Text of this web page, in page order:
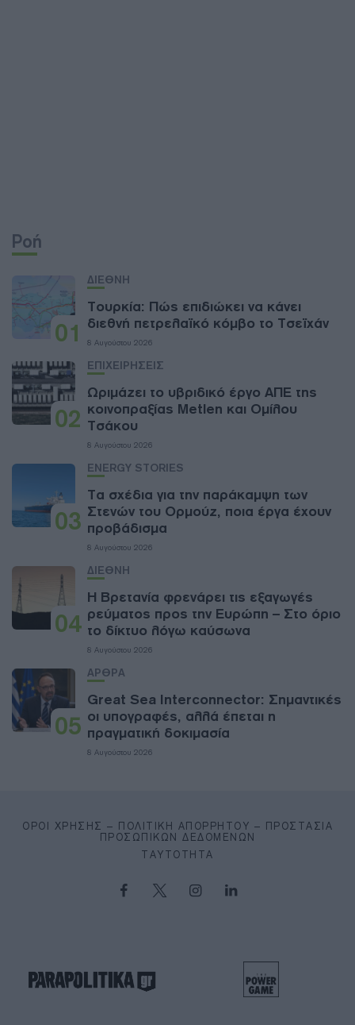
Ροή
01
ΔΙΕΘΝΗ
Τουρκία: Πώς επιδιώκει να κάνει
διεθνή πετρελαϊκό κόμβο το Τσεϊχάν
8 Αυγούστου 2026
02
ΕΠΙΧΕΙΡΗΣΕΙΣ
Ωριμάζει το υβριδικό έργο ΑΠΕ της
κοινοπραξίας Metlen και Ομίλου
Τσάκου
8 Αυγούστου 2026
03
ENERGY STORIES
Τα σχέδια για την παράκαμψη των
Στενών του Ορμούζ, ποια έργα έχουν
προβάδισμα
8 Αυγούστου 2026
04
ΔΙΕΘΝΗ
Η Βρετανία φρενάρει τις εξαγωγές
ρεύματος προς την Ευρώπη – Στο όριο
το δίκτυο λόγω καύσωνα
8 Αυγούστου 2026
05
ΑΡΘΡΑ
Great Sea Interconnector: Σημαντικές
οι υπογραφές, αλλά έπεται η
πραγματική δοκιμασία
8 Αυγούστου 2026
ΌΡΟΙ ΧΡΉΣΗΣ – ΠΟΛΙΤΙΚΉ ΑΠΟΡΡΉΤΟΥ – ΠΡΟΣΤΑΣΊΑ
ΠΡΟΣΩΠΙΚΏΝ ΔΕΔΟΜΈΝΩΝ
ΤΑΥΤΌΤΗΤΑ